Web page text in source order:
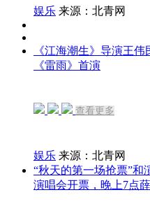
娱乐 来源：北青网
《江海潮生》导演王
《雷雨》首演
查看更多
娱乐 来源：北青网
“秋天的第一场抢票”和
演唱会开票，晚上7点